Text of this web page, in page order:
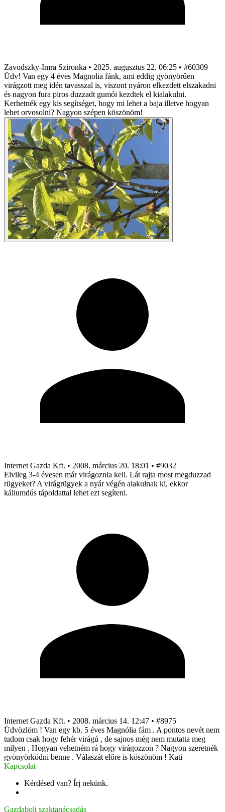
Zavodszky-Imra Szironka • 2025. augusztus 22. 06:25 • #60309
Üdv! Van egy 4 éves Magnolia fánk, ami eddig gyönyörűen
virágzott meg idén tavasszal is, viszont nyáron elkezdett elszakadni
és nagyon fura piros duzzadt gumói kezdtek el kialakulni.
Kerhetnék egy kis segítséget, hogy mi lehet a baja illetve hogyan
lehet orvosolni? Nagyon szépen köszönöm!
Internet Gazda Kft. • 2008. március 20. 18:01 • #9032
Elvileg 3-4 évesen már virágoznia kell. Lát rajta most megduzzad
rügyeket? A virágrügyek a nyár végén alakulnak ki, ekkor
káliumdús tápoldattal lehet ezt segíteni.
Internet Gazda Kft. • 2008. március 14. 12:47 • #8975
Üdvözlöm ! Van egy kb. 5 éves Magnólia fám . A pontos nevét nem
tudom csak hogy fehér virágú , de sajnos még nem mutatta meg
milyen . Hogyan vehetném rá hogy virágozzon ? Nagyon szeretnék
gyönyörködni benne . Válaszát előre is köszönöm ! Kati
Kapcsolat
Kérdésed van? Írj nekünk.
Gazdabolt szaktanácsadás